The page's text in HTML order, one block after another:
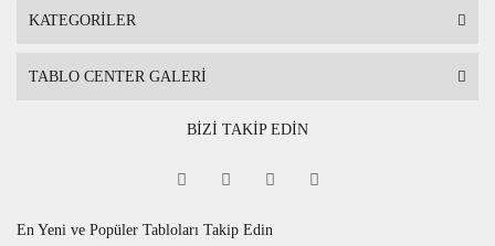
Nakliye sırasında hasar
KATEGORİLER
TABLO CENTER GALERİ
BİZİ TAKİP EDİN
En Yeni ve Popüler Tabloları Takip Edin